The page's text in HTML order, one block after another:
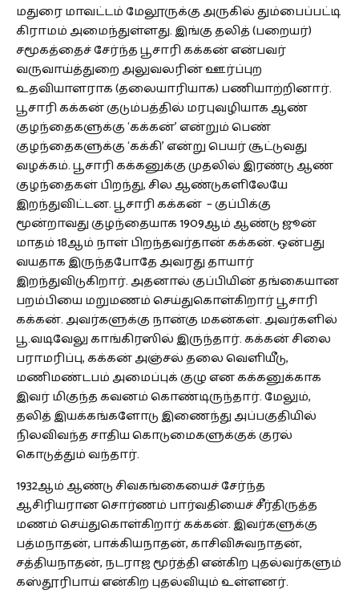
மதுரை மாவட்டம் மேலூருக்கு அருகில் தும்பைப்பட்டி
கிராமம் அமைந்துள்ளது. இங்கு தலித் (பறையர்)
சமூகத்தைச் சேர்ந்த பூசாரி கக்கன் என்பவர்
வருவாய்த்துறை அலுவலரின் ஊர்ப்புற
உதவியாளராக (தலையாரியாக) பணியாற்றினார்.
பூசாரி கக்கன் குடும்பத்தில் மரபுவழியாக ஆண்
குழந்தைகளுக்கு ‘கக்கன்’ என்றும் பெண்
குழந்தைகளுக்கு ‘கக்கி’ என்று பெயர் சூட்டுவது
வழக்கம். பூசாரி கக்கனுக்கு முதலில் இரண்டு ஆண்
குழந்தைகள் பிறந்து, சில ஆண்டுகளிலேயே
இறந்துவிட்டன. பூசாரி கக்கன் – குப்பிக்கு
மூன்றாவது குழந்தையாக 1909ஆம் ஆண்டு ஜூன்
மாதம் 18ஆம் நாள் பிறந்தவர்தான் கக்கன். ஒன்பது
வயதாக இருந்தபோதே அவரது தாயார்
இறந்துவிடுகிறார். அதனால் குப்பியின் தங்கையான
பறம்பியை மறுமணம் செய்துகொள்கிறார் பூசாரி
கக்கன். அவர்களுக்கு நான்கு மகன்கள். அவர்களில்
பூ.வடிவேலு காங்கிரஸில் இருந்தார். கக்கன் சிலை
பராமரிப்பு, கக்கன் அஞ்சல் தலை வெளியீடு,
மணிமண்டபம் அமைப்புக் குழு என கக்கனுக்காக
இவர் மிகுந்த கவனம் கொண்டிருந்தார். மேலும்,
தலித் இயக்கங்களோடு இணைந்து அப்பகுதியில்
நிலவிவந்த சாதிய கொடுமைகளுக்குக் குரல்
கொடுத்தும் வந்தார்.
1932ஆம் ஆண்டு சிவகங்கையைச் சேர்ந்த
ஆசிரியரான சொர்ணம் பார்வதியைச் சீர்திருத்த
மணம் செய்துகொள்கிறார் கக்கன். இவர்களுக்கு
பத்மநாதன், பாக்கியநாதன், காசிவிசுவநாதன்,
சத்தியநாதன், நடராஜ மூர்த்தி என்கிற புதல்வர்களும்
கஸ்தூரிபாய் என்கிற புதல்வியும் உள்ளனர்.